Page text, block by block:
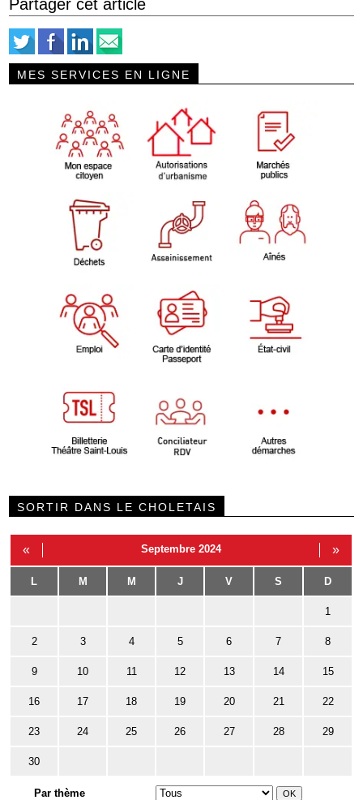
Partager cet article
MES SERVICES EN LIGNE
SORTIR DANS LE CHOLETAIS
« Septembre 2024 »
L M M J V S D
1
2 3 4 5 6 7 8
9 10 11 12 13 14 15
16 17 18 19 20 21 22
23 24 25 26 27 28 29
30
Par thème